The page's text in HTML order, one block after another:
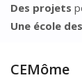
Des projets
Une école
CEMôme